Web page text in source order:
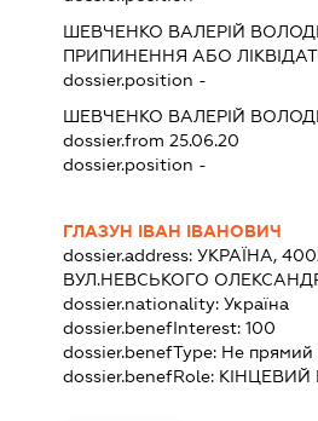
ШЕВЧЕНКО ВАЛЕРІЙ
ПРИПИНЕННЯ АБО
dossier.position -
ШЕВЧЕНКО ВАЛЕРІЙ
dossier.from 25.06.20
dossier.position -
ГЛАЗУН ІВАН ІВАНОВИЧ
dossier.address:УКРАЇНА,
ВУЛ.НЕВСЬКОГО
dossier.nationality:Україна
dossier.benefInterest:100
dossier.benefType: Не прямий
dossier.benefRole: КІНЦЕВИЙ